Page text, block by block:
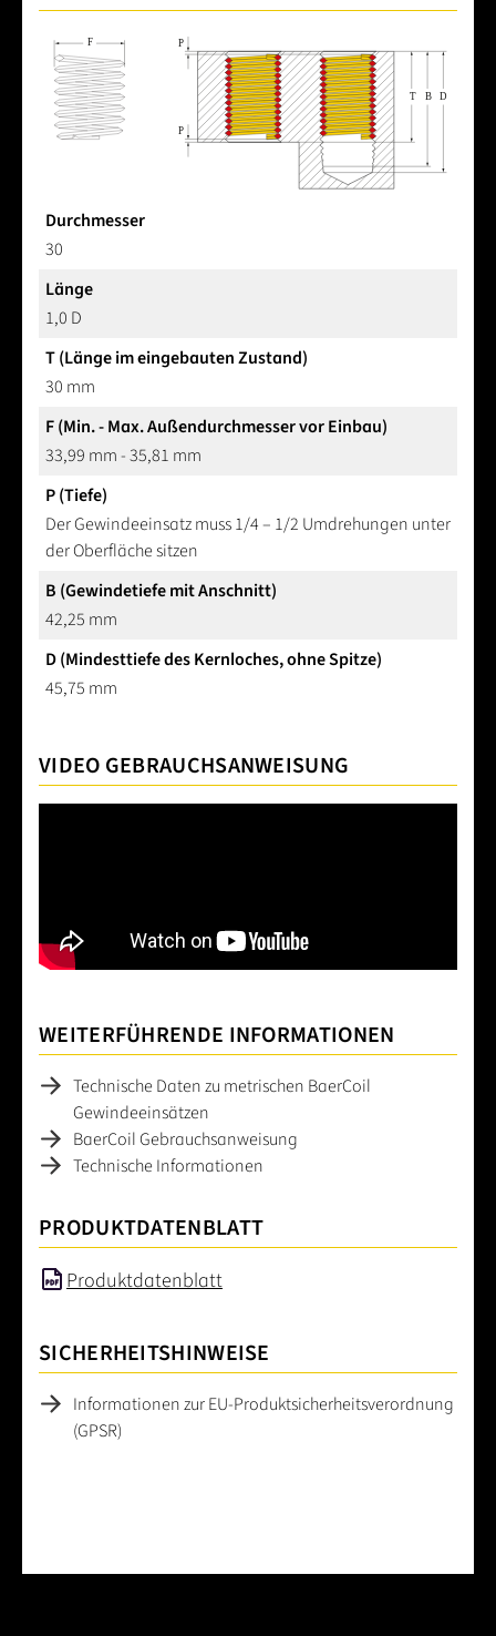
Durchmesser
30
Länge
1,0 D
T (Länge im eingebauten Zustand)
30 mm
F (Min. - Max. Außendurchmesser vor Einbau)
33,99 mm - 35,81 mm
P (Tiefe)
Der Gewindeeinsatz muss 1/4 – 1/2 Umdrehungen unter
der Oberfläche sitzen
B (Gewindetiefe mit Anschnitt)
42,25 mm
D (Mindesttiefe des Kernloches, ohne Spitze)
45,75 mm
VIDEO GEBRAUCHSANWEISUNG
WEITERFÜHRENDE INFORMATIONEN
Technische Daten zu metrischen BaerCoil
Gewindeeinsätzen
BaerCoil Gebrauchsanweisung
Technische Informationen
PRODUKTDATENBLATT
Produktdatenblatt
SICHERHEITSHINWEISE
Informationen zur EU-Produktsicherheitsverordnung
(GPSR)